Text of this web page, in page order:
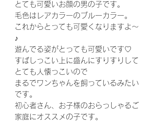
とても可愛いお顔の男の子です。
毛色はレアカラーのブルーカラー。
これからとっても可愛くなりますよ～
♪
遊んでる姿がとっても可愛いです♡
すばしっこい上に盛んにすりすりして
とても人懐っこいので
まるでワンちゃんを飼っているみたい
です。
初心者さん、お子様のおらっしゃるご
家庭にオススメの子です。